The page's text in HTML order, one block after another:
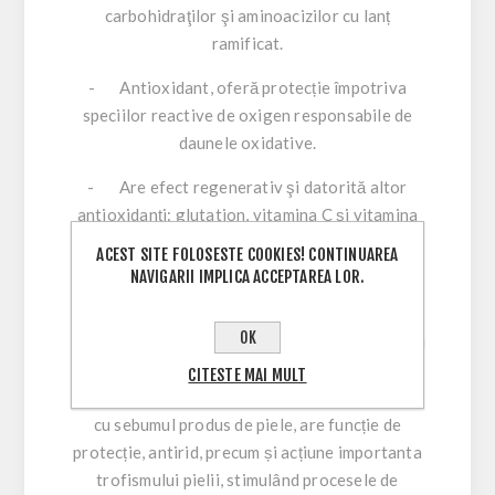
carbohidraţilor şi aminoacizilor cu lanț
ramificat.
- Antioxidant, oferă protecție împotriva
speciilor reactive de oxigen responsabile de
daunele oxidative.
- Are efect regenerativ şi datorită altor
antioxidanți: glutation, vitamina C și vitamina
E. Anihilează metalele grele, cum ar fi mercurul.
- Olea europea: Bogat în acizi grași
linoleic, palmitoleic, palmitic, stearic, arahidic și
miristic. Acesta conține, de asemenea steroli,
cu sebumul produs de piele, are funcție de
protecție, antirid, precum și acțiune importanta
trofismului pielii, stimulând procesele de
ACEST SITE FOLOSESTE COOKIES! CONTINUAREA
NAVIGARII IMPLICA ACCEPTAREA LOR.
OK
CITESTE MAI MULT